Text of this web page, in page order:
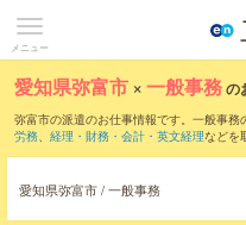
メニュー
愛知県弥富市 ×一般事務の
弥富市の派遣のお仕事情報です。一般事務
労務、 経理・財務・会計・英文経理などを
愛知県弥富市 / 一般事務